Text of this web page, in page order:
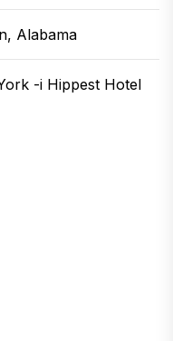
Alabama
-i Hippest Hotel